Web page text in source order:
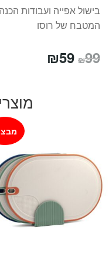
בישול אפייה ועבודות
המטבח של רוסו
₪99 המחיר
₪59
הוא:
₪59.